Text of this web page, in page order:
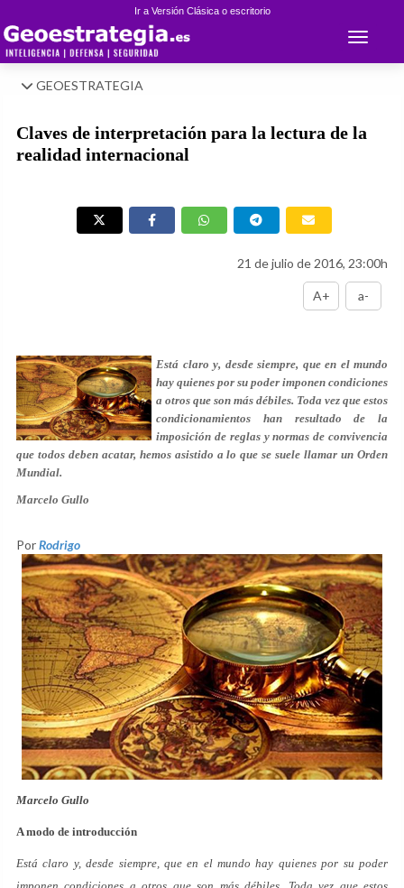
Ir a Versión Clásica o escritorio
Toggle
GEOESTRATEGIA
Claves de interpretación para la lectura de la
realidad internacional
21 de julio de 2016, 23:00h
A+ a-
Está claro y, desde siempre, que en el mundo
hay quienes por su poder imponen condiciones
a otros que son más débiles. Toda vez que estos
condicionamientos han resultado de la
imposición de reglas y normas de convivencia
que todos deben acatar, hemos asistido a lo que se suele llamar un Orden
Mundial.
Marcelo Gullo
PorRodrigo
Marcelo Gullo
A modo de introducción
Está claro y, desde siempre, que en el mundo hay quienes por su poder